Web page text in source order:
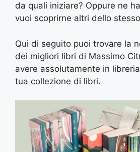
da quali iniziare? Oppure ne
vuoi scoprirne altri dello
Qui di seguito puoi trovare la
dei migliori libri di Massimo
avere assolutamente in
tua collezione di libri.